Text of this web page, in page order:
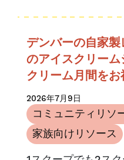
ば限界を試したり
す。.
デンバーの自家
のアイスクリー
クリーム月間をお
2026年7月9日
コミュニティリソ
家族向けリソース